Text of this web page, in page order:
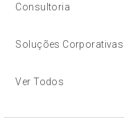
Consultoria
Soluções Corporativas
Ver Todos